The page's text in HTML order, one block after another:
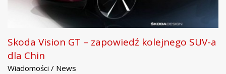
Skoda Vision GT – zapowiedź kolejnego SUV-a
dla Chin
Wiadomości / News